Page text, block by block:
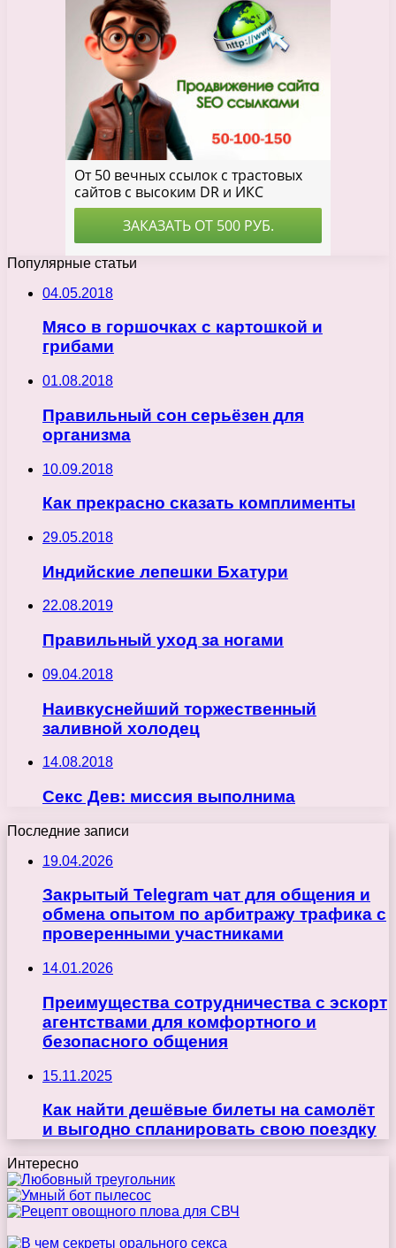
Популярные статьи
04.05.2018
Мясо в горшочках с картошкой и
грибами
01.08.2018
Правильный сон серьёзен для
организма
10.09.2018
Как прекрасно сказать комплименты
29.05.2018
Индийские лепешки Бхатури
22.08.2019
Правильный уход за ногами
09.04.2018
Наивкуснейший торжественный
заливной холодец
14.08.2018
Секс Дев: миссия выполнима
Последние записи
19.04.2026
Закрытый Telegram чат для общения и
обмена опытом по арбитражу трафика с
проверенными участниками
14.01.2026
Преимущества сотрудничества с эскорт
агентствами для комфортного и
безопасного общения
15.11.2025
Как найти дешёвые билеты на самолёт
и выгодно спланировать свою поездку
Интересно